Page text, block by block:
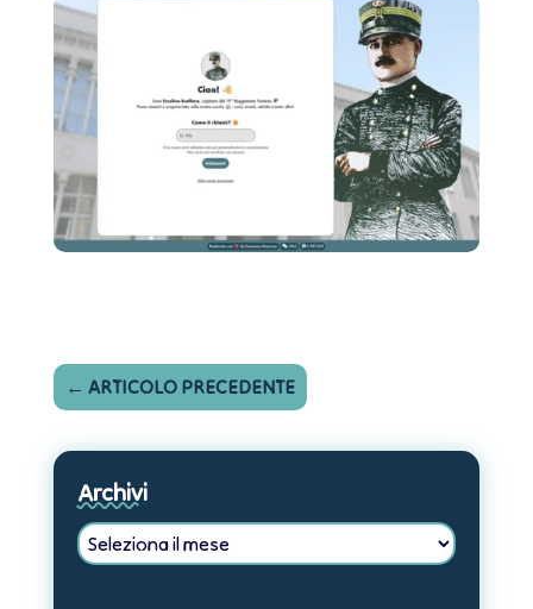
← ARTICOLO PRECEDENTE
Archivi
Archivi